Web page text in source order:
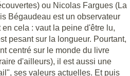
ou Nicolas Fargues (La
Bégaudeau est un observateur
cela : vaut la peine d'être lu,
pesant sur la longueur. Pourtant,
centré sur le monde du livre
d'ailleurs), il est aussi une
ses valeurs actuelles. Et puis